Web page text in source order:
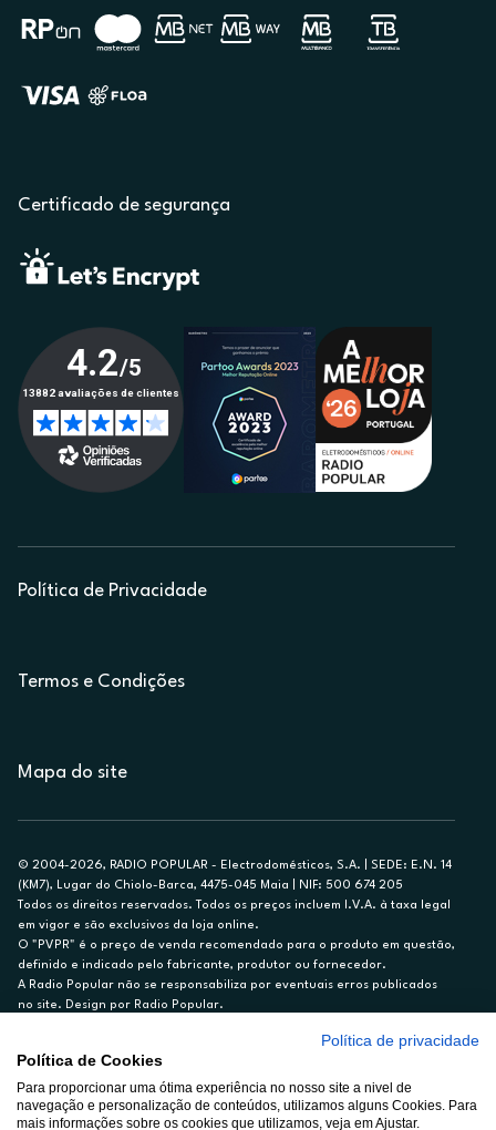
Certificado de segurança
Política de Privacidade
Termos e Condições
Mapa do site
© 2004-2026, RADIO POPULAR - Electrodomésticos, S.A. | SEDE: E.N. 14
(KM7), Lugar do Chiolo-Barca, 4475-045 Maia | NIF: 500 674 205
Todos os direitos reservados. Todos os preços incluem I.V.A. à taxa legal
em vigor e são exclusivos da loja online.
O "PVPR" é o preço de venda recomendado para o produto em questão,
definido e indicado pelo fabricante, produtor ou fornecedor.
A Radio Popular não se responsabiliza por eventuais erros publicados
no site. Design por Radio Popular.
Ex. para limite de crédito de €1.500, reembolsado em 12 meses, TAN
14,79%.
Crédito sujeito a aprovação pelo Cetelem, marca BNP Paribas Personal
Finance, S.A., Sucursal em Portugal. Informe-se no 21 721 90 00 (dias
Política de privacidade
Política de Cookies
Para proporcionar uma ótima experiência no nosso site a nivel de
navegação e personalização de conteúdos, utilizamos alguns Cookies. Para
mais informações sobre os cookies que utilizamos, veja em Ajustar.